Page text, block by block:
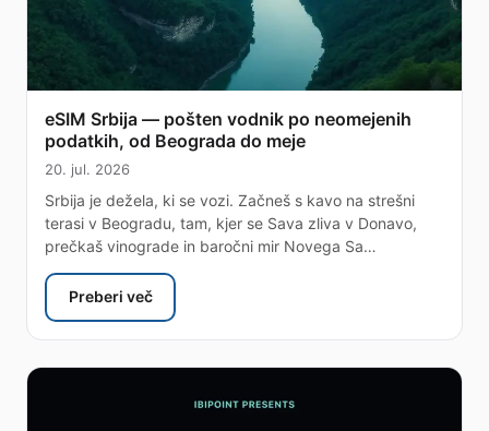
eSIM Srbija — pošten vodnik po neomejenih
podatkih, od Beograda do meje
20. jul. 2026
Srbija je dežela, ki se vozi. Začneš s kavo na strešni
terasi v Beogradu, tam, kjer se Sava zliva v Donavo,
prečkaš vinograde in baročni mir Novega Sa…
Preberi več
: eSIM Srbija — pošten vodnik po neomejenih